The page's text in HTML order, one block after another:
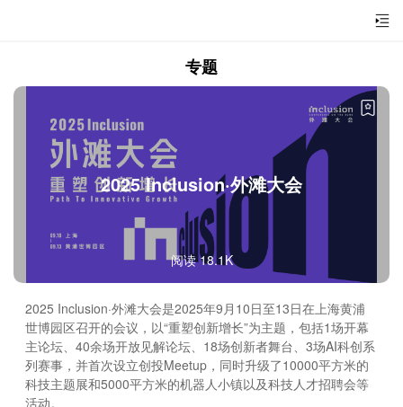
专题
2025 Inclusion·外滩大会
阅读 18.1K
2025 Inclusion·外滩大会是2025年9月10日至13日在上海黄浦
世博园区召开的会议，以“重塑创新增长”为主题，包括1场开幕
主论坛、40余场开放见解论坛、18场创新者舞台、3场AI科创系
列赛事，并首次设立创投Meetup，同时升级了10000平方米的
科技主题展和5000平方米的机器人小镇以及科技人才招聘会等
活动。